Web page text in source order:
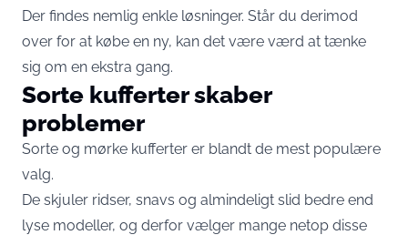
Der findes nemlig enkle løsninger. Står du derimod
over for at købe en ny, kan det være værd at tænke
sig om en ekstra gang.
Sorte kufferter skaber
problemer
Sorte og mørke kufferter er blandt de mest populære
valg.
De skjuler ridser, snavs og almindeligt slid bedre end
lyse modeller, og derfor vælger mange netop disse